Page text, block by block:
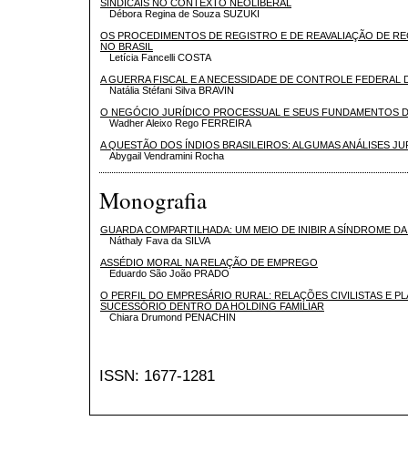
SINDICAIS NO CONTEXTO NEOLIBERAL
Débora Regina de Souza SUZUKI
OS PROCEDIMENTOS DE REGISTRO E DE REAVALIAÇÃO DE
NO BRASIL
Letícia Fancelli COSTA
A GUERRA FISCAL E A NECESSIDADE DE CONTROLE FEDERAL
Natália Stéfani Silva BRAVIN
O NEGÓCIO JURÍDICO PROCESSUAL E SEUS FUNDAMENTOS
Wadher Aleixo Rego FERREIRA
A QUESTÃO DOS ÍNDIOS BRASILEIROS: ALGUMAS ANÁLISES
Abygail Vendramini Rocha
Monografia
GUARDA COMPARTILHADA: UM MEIO DE INIBIR A SÍNDROME
Náthaly Fava da SILVA
ASSÉDIO MORAL NA RELAÇÃO DE EMPREGO
Eduardo São João PRADO
O PERFIL DO EMPRESÁRIO RURAL: RELAÇÕES CIVILISTAS E
SUCESSÓRIO DENTRO DA HOLDING FAMILIAR
Chiara Drumond PENACHIN
ISSN: 1677-1281